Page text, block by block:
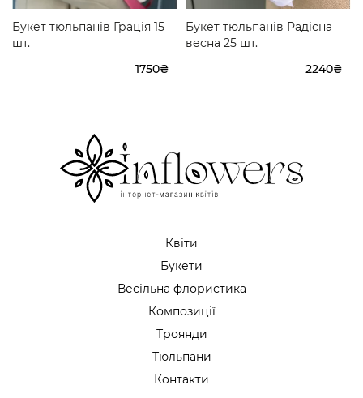
Букет тюльпанів Грація 15
шт.
1750₴
Букет тюльпанів Радісна
весна 25 шт.
2240₴
Квіти
Букети
Весільна флористика
Композиції
Троянди
Тюльпани
Контакти